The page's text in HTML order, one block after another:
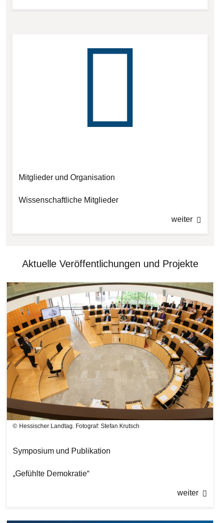
Mitglieder und Organisation
Wissenschaftliche Mitglieder
weiter
Aktuelle Veröffentlichungen und Projekte
Bilddatei
Hessischer Landtag. Fotograf: Stefan Krutsch
Symposium und Publikation
„Gefühlte Demokratie“
weiter